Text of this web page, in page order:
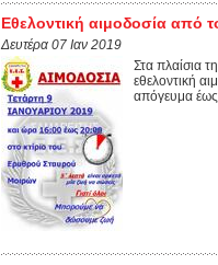
Εθελοντική αιμοδοσία από
Δευτέρα 07 Ιαν 2019
Στα πλαίσια
εθελοντική
απόγευμα έως